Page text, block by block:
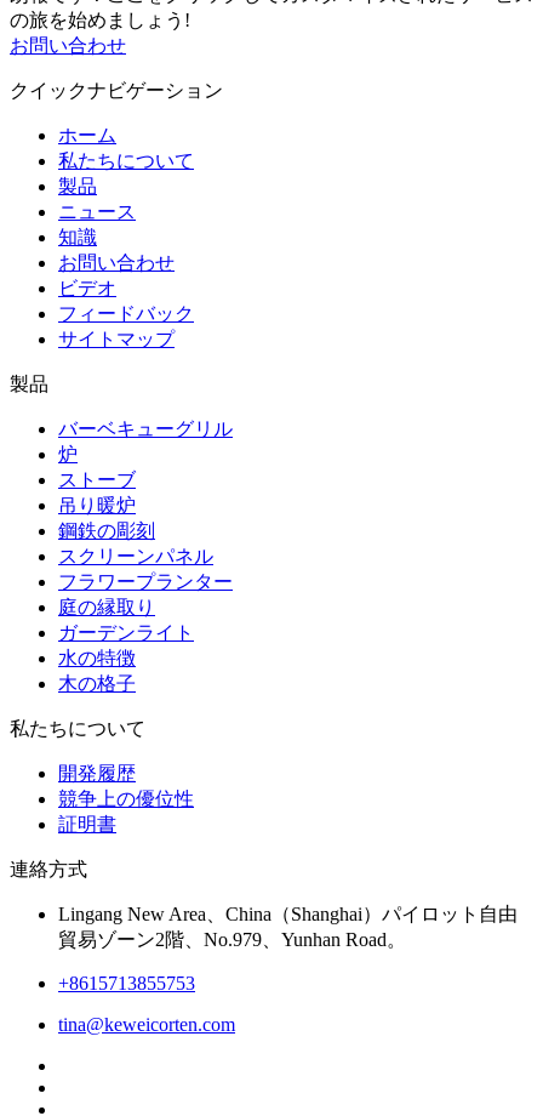
の旅を始めましょう!
お問い合わせ
クイックナビゲーション
ホーム
私たちについて
製品
ニュース
知識
お問い合わせ
ビデオ
フィードバック
サイトマップ
製品
バーベキューグリル
炉
ストーブ
吊り暖炉
鋼鉄の彫刻
スクリーンパネル
フラワープランター
庭の縁取り
ガーデンライト
水の特徴
木の格子
私たちについて
開発履歴
競争上の優位性
証明書
連絡方式
Lingang New Area、China（Shanghai）パイロット自由
貿易ゾーン2階、No.979、Yunhan Road。
+8615713855753
tina@keweicorten.com